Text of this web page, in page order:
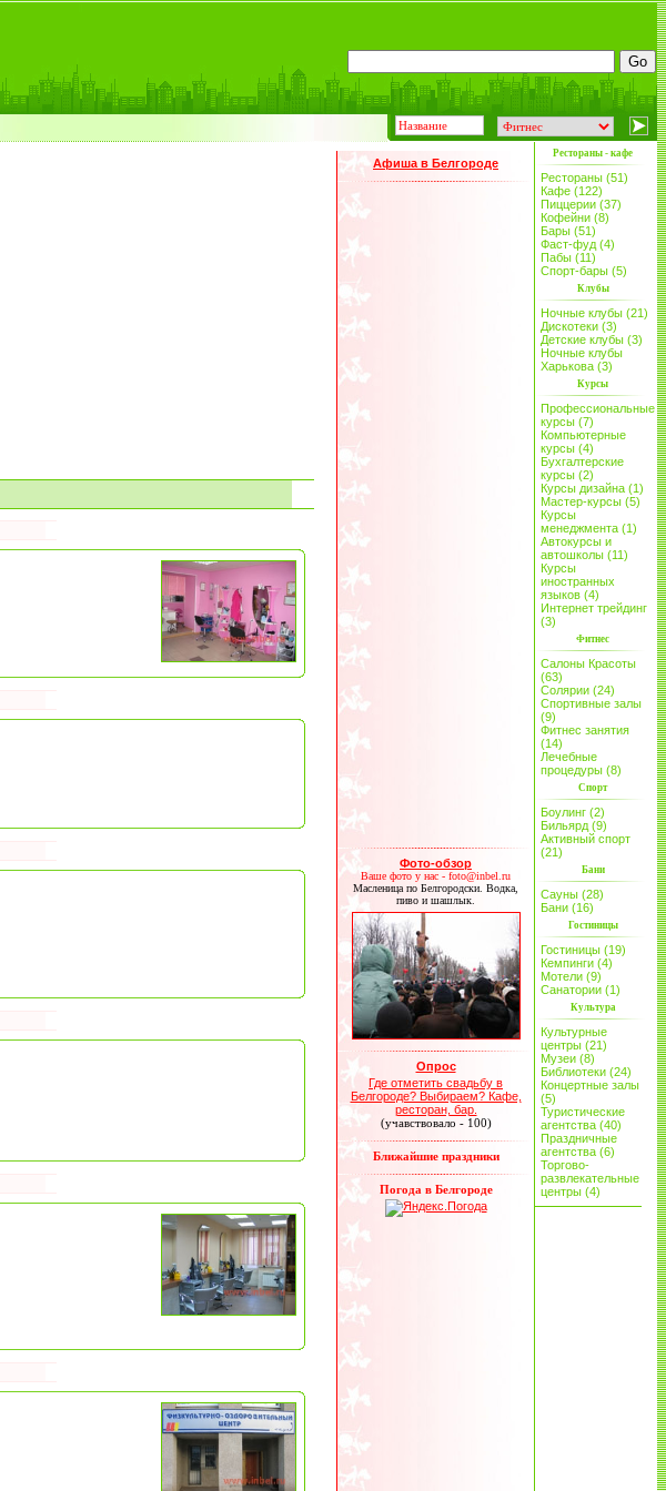
Афиша в Белгороде
Фото-обзор
Ваше фото у нас - foto@inbel.ru
Масленица по Белгородски. Водка,
пиво и шашлык.
Опрос
Где отметить свадьбу в
Белгороде? Выбираем? Кафе,
ресторан, бар.
(учавствовало - 100)
Ближайшие праздники
Погода в Белгороде
Рестораны - кафе
Рестораны (51)
Кафе (122)
Пиццерии (37)
Кофейни (8)
Бары (51)
Фаст-фуд (4)
Пабы (11)
Спорт-бары (5)
Клубы
Ночные клубы (21)
Дискотеки (3)
Детские клубы (3)
Ночные клубы
Харькова (3)
Курсы
Профессиональные
курсы (7)
Компьютерные
курсы (4)
Бухгалтерские
курсы (2)
Курсы дизайна (1)
Мастер-курсы (5)
Курсы
менеджмента (1)
Автокурсы и
автошколы (11)
Курсы
иностранных
языков (4)
Интернет трейдинг
(3)
Фитнес
Салоны Красоты
(63)
Солярии (24)
Спортивные залы
(9)
Фитнес занятия
(14)
Лечебные
процедуры (8)
Спорт
Боулинг (2)
Бильярд (9)
Активный спорт
(21)
Бани
Сауны (28)
Бани (16)
Гостиницы
Гостиницы (19)
Кемпинги (4)
Мотели (9)
Санатории (1)
Культура
Культурные
центры (21)
Музеи (8)
Библиотеки (24)
Концертные залы
(5)
Туристические
агентства (40)
Праздничные
агентства (6)
Торгово-
развлекательные
центры (4)